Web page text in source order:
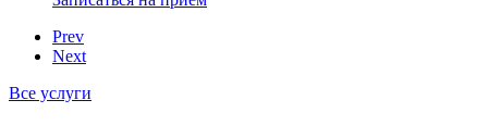
Prev
Next
Все услуги